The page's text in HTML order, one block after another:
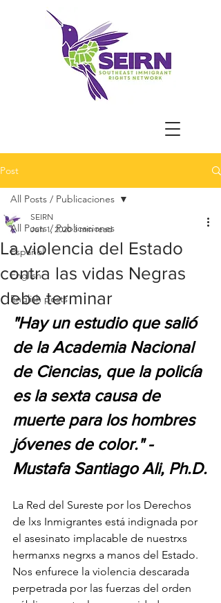
Post
All Posts / Publicaciones
Español
English
English posts
All Posts / Publicaciones
La violencia del Estado
contra las vidas Negras
debe terminar
SEIRN
Jun 1, 2020 3 min read
"Hay un estudio que salió
de la Academia Nacional
de Ciencias, que la policía
es la sexta causa de
muerte para los hombres
jóvenes de color." -
Mustafa Santiago Ali, Ph.D.
La Red del Sureste por los Derechos
de lxs Inmigrantes está indignada por
el asesinato implacable de nuestrxs
hermanxs negrxs a manos del Estado.
Nos enfurece la violencia descarada
perpetrada por las fuerzas del orden